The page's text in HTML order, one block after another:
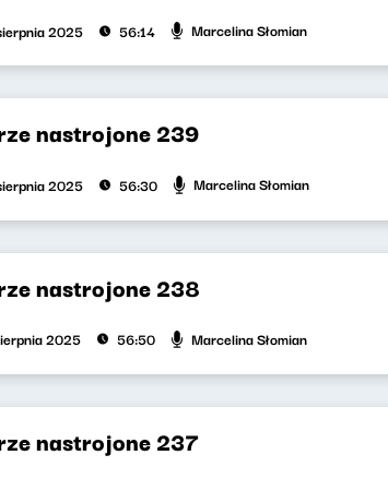
2025 56:14 Marcelina Słomian
nastrojone 239
2025 56:30 Marcelina Słomian
nastrojone 238
2025 56:50 Marcelina Słomian
nastrojone 237